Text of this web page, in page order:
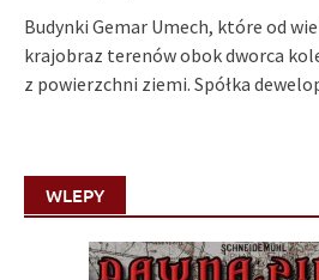
Budynki Gemar Umech, które od
krajobraz terenów obok dworca
z powierzchni ziemi. Spółka
WLEPY